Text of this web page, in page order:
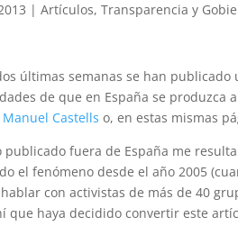
|Artículos,Transparencia y
últimas semanas se han
de que en España se produzca
Manuel Castells o, en estas mismas
publicado fuera de España me
el fenómeno desde el año 2005
con activistas de más de 40
que haya decidido convertir este